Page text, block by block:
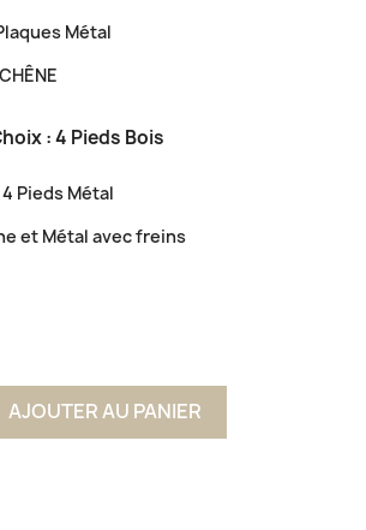
Métal
: 4 Pieds Bois
4 Pieds Métal
et Métal avec freins
AJOUTER AU PANIER